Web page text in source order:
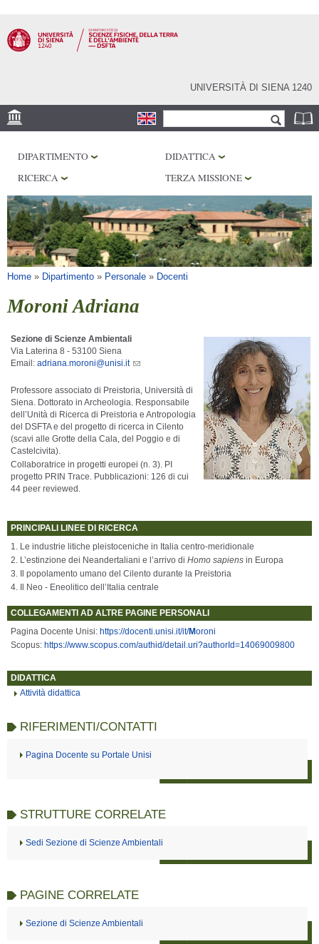
contenuto
principale
UNIVERSITÀ DI SIENA 1240
Form di ricerca
MUSEI
OSSERVATORIO
BIBLIOTECHE
SERVIZI
DIPARTIMENTO
DIDATTICA
RICERCA
TERZA MISSIONE
Tu sei qui
Home » Dipartimento » Personale » Docenti
Moroni Adriana
Sezione di Scienze Ambientali
Via Laterina 8 - 53100 Siena
Email: adriana.moroni@unisi.it
Professore associato di Preistoria, Università di
Siena. Dottorato in Archeologia. Responsabile
dell’Unità di Ricerca di Preistoria e Antropologia
del DSFTA e del progetto di ricerca in Cilento
(scavi alle Grotte della Cala, del Poggio e di
Castelcivita).
Collaboratrice in progetti europei (n. 3). PI
progetto PRIN Trace. Pubblicazioni: 126 di cui
44 peer reviewed.
PRINCIPALI LINEE DI RICERCA
1. Le industrie litiche pleistoceniche in Italia centro-meridionale
2. L’estinzione dei Neandertaliani e l’arrivo di Homo sapiens in Europa
3. Il popolamento umano del Cilento durante la Preistoria
4. Il Neo - Eneolitico dell’Italia centrale
COLLEGAMENTI AD ALTRE PAGINE PERSONALI
Pagina Docente Unisi: https://docenti.unisi.it/it/Moroni
Scopus: https://www.scopus.com/authid/detail.uri?authorId=14069009800
DIDATTICA
Attività didattica
RIFERIMENTI/CONTATTI
Pagina Docente su Portale Unisi
STRUTTURE CORRELATE
Sedi Sezione di Scienze Ambientali
PAGINE CORRELATE
Sezione di Scienze Ambientali